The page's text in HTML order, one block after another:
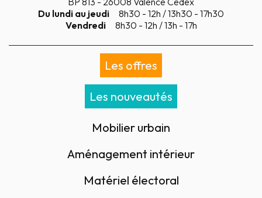
Du lundi au jeudi
8h30 - 12h / 13h30 - 17h30
Vendredi
8h30 - 12h / 13h - 17h
Les offres
Les nouveautés
Mobilier urbain
Aménagement intérieur
Matériel électoral